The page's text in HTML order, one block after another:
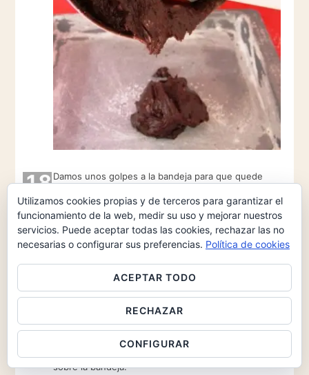
18 Damos unos golpes a la bandeja para que quede
19
Horneamos unos 30 minutos y dejamos enfriar
sobre la bandeja.
Utilizamos cookies propias y de terceros para garantizar el
funcionamiento de la web, medir su uso y mejorar nuestros
servicios. Puede aceptar todas las cookies, rechazar las no
necesarias o configurar sus preferencias. Política de cookies
ACEPTAR TODO
RECHAZAR
CONFIGURAR